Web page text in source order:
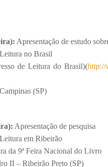
Apresentação de estudo
no Brasil
de Leitura do Brasil)(http://
(SP)
Apresentação de pesquisa
em Ribeirão
da 9ª Feira Nacional do Livro
II – Ribeirão Preto (SP)